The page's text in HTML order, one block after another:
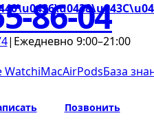
86-04
| Ежедневно 9:00–21:00
WatchiMacAirPodsБаза
Позвонить